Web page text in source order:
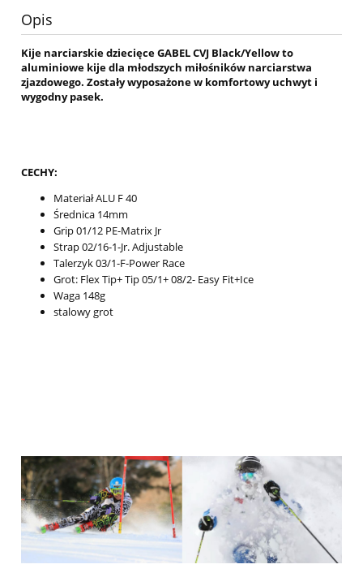
Opis
Kije narciarskie dziecięce GABEL CVJ Black/Yellow to
aluminiowe kije dla młodszych miłośników narciarstwa
zjazdowego. Zostały wyposażone w komfortowy uchwyt i
wygodny pasek.
CECHY:
Materiał ALU F 40
Średnica 14mm
Grip 01/12 PE-Matrix Jr
Strap 02/16-1-Jr. Adjustable
Talerzyk 03/1-F-Power Race
Grot: Flex Tip+ Tip 05/1+ 08/2- Easy Fit+Ice
Waga 148g
stalowy grot